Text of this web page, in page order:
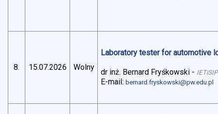
8. 15.07.2026 Wolny
Laboratory tester for automotive
dr inż. Bernard Fryśkowski - IETiSIP
E-mail:bernard.fryskowski@pw.edu.pl